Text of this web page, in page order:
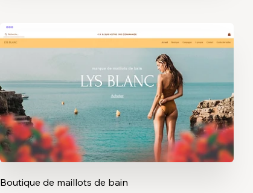
Boutique de maillots de bain